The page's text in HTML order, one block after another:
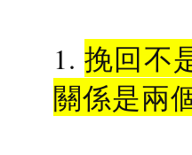
1.挽回不
關係是兩